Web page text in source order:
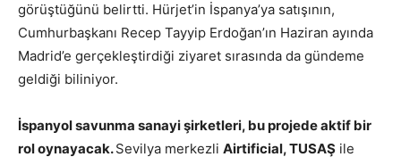
görüştüğünü belirtti. Hürjet’in İspanya’ya satışının,
Cumhurbaşkanı Recep Tayyip Erdoğan’ın Haziran ayında
Madrid’e gerçekleştirdiği ziyaret sırasında da gündeme
geldiği biliniyor.
İspanyol savunma sanayi şirketleri, bu projede aktif bir
rol oynayacak.Sevilya merkezli Airtificial, TUSAŞ ile